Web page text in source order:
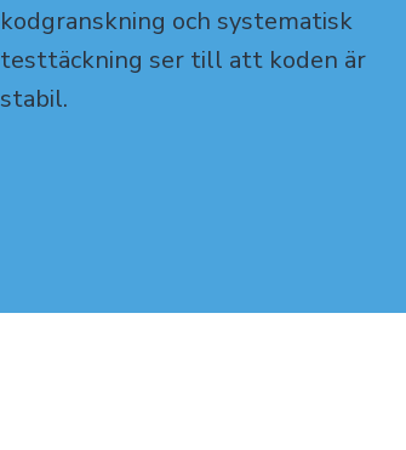
kodgranskning och systematisk
testtäckning ser till att koden är
stabil.